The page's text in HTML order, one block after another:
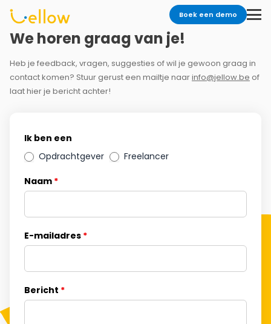
Boek een demo
We horen graag van je!
Heb je feedback, vragen, suggesties of wil je gewoon graag in
contact komen? Stuur gerust een mailtje naarinfo@jellow.be of
laat hier je bericht achter!
Contact
Us
Ik ben een
Opdrachtgever
Freelancer
Naam *
E-mailadres *
Bericht *